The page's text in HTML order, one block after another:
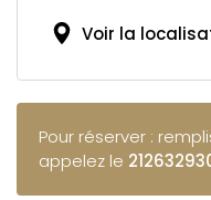
Voir la
Pour réserver :
appelez le